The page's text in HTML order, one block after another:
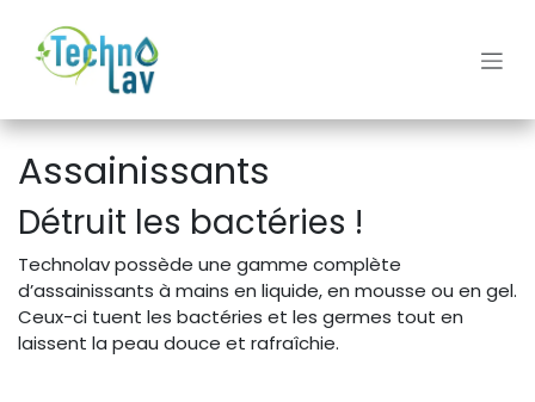
Assainissants
Détruit les bactéries !
Technolav possède une gamme complète
d’assainissants à mains en liquide, en mousse ou en gel.
Ceux-ci tuent les bactéries et les germes tout en
laissent la peau douce et rafraîchie.